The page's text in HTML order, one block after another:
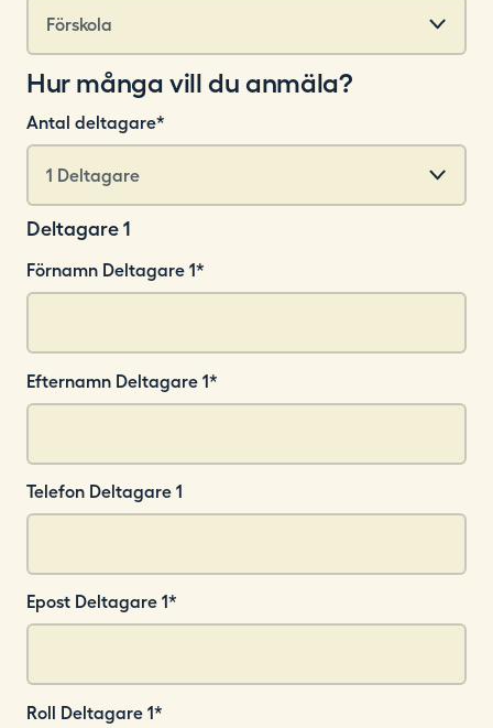
Hur många vill du anmäla?
Antal deltagare*
Deltagare 1
Förnamn Deltagare 1*
Efternamn Deltagare 1*
Telefon Deltagare 1
Epost Deltagare 1*
Roll Deltagare 1*